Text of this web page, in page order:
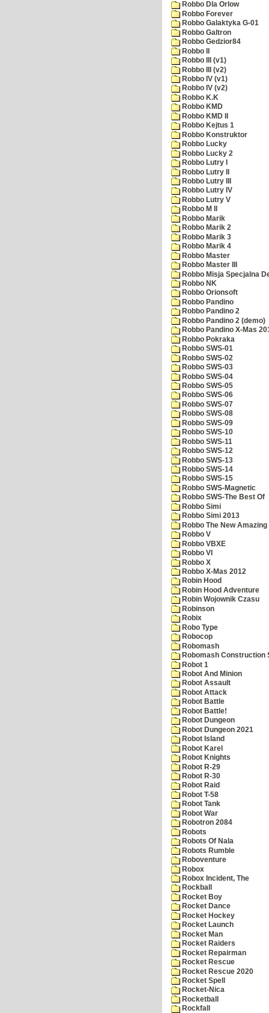
Robbo Dla Orlow
Robbo Forever
Robbo Galaktyka G-01
Robbo Galtron
Robbo Gedzior84
Robbo II
Robbo III (v1)
Robbo III (v2)
Robbo IV (v1)
Robbo IV (v2)
Robbo K.K
Robbo KMD
Robbo KMD II
Robbo Kejtus 1
Robbo Konstruktor
Robbo Lucky
Robbo Lucky 2
Robbo Lutry I
Robbo Lutry II
Robbo Lutry III
Robbo Lutry IV
Robbo Lutry V
Robbo M II
Robbo Marik
Robbo Marik 2
Robbo Marik 3
Robbo Marik 4
Robbo Master
Robbo Master III
Robbo Misja Specjalna
Robbo NK
Robbo Orionsoft
Robbo Pandino
Robbo Pandino 2
Robbo Pandino 2 (demo)
Robbo Pandino X-Mas
Robbo Pokraka
Robbo SWS-01
Robbo SWS-02
Robbo SWS-03
Robbo SWS-04
Robbo SWS-05
Robbo SWS-06
Robbo SWS-07
Robbo SWS-08
Robbo SWS-09
Robbo SWS-10
Robbo SWS-11
Robbo SWS-12
Robbo SWS-13
Robbo SWS-14
Robbo SWS-15
Robbo SWS-Magnetic
Robbo SWS-The Best Of
Robbo Simi
Robbo Simi 2013
Robbo The New
Robbo V
Robbo VBXE
Robbo VI
Robbo X
Robbo X-Mas 2012
Robin Hood
Robin Hood Adventure
Robin Wojownik Czasu
Robinson
Robix
Robo Type
Robocop
Robomash
Robomash Construction
Robot 1
Robot And Minion
Robot Assault
Robot Attack
Robot Battle
Robot Battle!
Robot Dungeon
Robot Dungeon 2021
Robot Island
Robot Karel
Robot Knights
Robot R-29
Robot R-30
Robot Raid
Robot T-58
Robot Tank
Robot War
Robotron 2084
Robots
Robots Of Nala
Robots Rumble
Roboventure
Robox
Robox Incident, The
Rockball
Rocket Boy
Rocket Dance
Rocket Hockey
Rocket Launch
Rocket Man
Rocket Raiders
Rocket Repairman
Rocket Rescue
Rocket Rescue 2020
Rocket Spell
Rocket-Nica
Rocketball
Rockfall